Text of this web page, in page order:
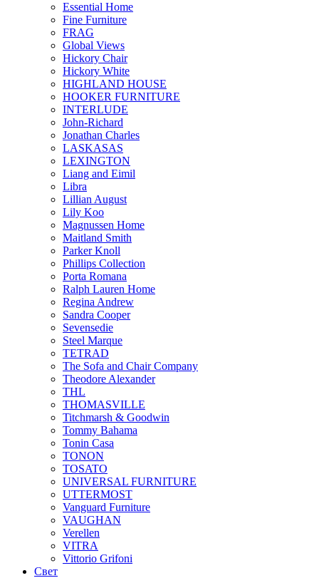
Essential Home
Fine Furniture
FRAG
Global Views
Hickory Chair
Hickory White
HIGHLAND HOUSE
HOOKER FURNITURE
INTERLUDE
John-Richard
Jonathan Charles
LASKASAS
LEXINGTON
Liang and Eimil
Libra
Lillian August
Lily Koo
Magnussen Home
Maitland Smith
Parker Knoll
Phillips Collection
Porta Romana
Ralph Lauren Home
Regina Andrew
Sandra Cooper
Sevensedie
Steel Marque
TETRAD
The Sofa and Chair Company
Theodore Alexander
THL
THOMASVILLE
Titchmarsh & Goodwin
Tommy Bahama
Tonin Casa
TONON
TOSATO
UNIVERSAL FURNITURE
UTTERMOST
Vanguard Furniture
VAUGHAN
Verellen
VITRA
Vittorio Grifoni
Свет